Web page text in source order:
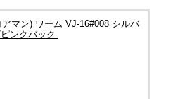
マン) ワーム VJ-16#008 シルバ
ンクバック.